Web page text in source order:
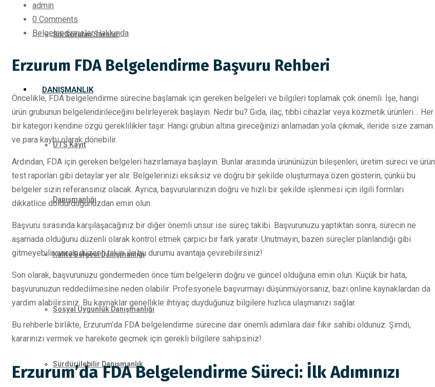
Sık Sorulan Sorular
DANIŞMANLIK
ÜTS Kayıt
Danışmanlığı
Kalite Belgesi Danışmanlığı
Sosyal Uygunluk Danışmanlığı
Sürdürülebilir Danışmanlık
admin
0 Comments
Belgelendirmeler Hakkında
Erzurum FDA Belgelendirme Başvuru Rehberi
Öncelikle, FDA belgelendirme sürecine başlamak için gereken belgeleri ve bilgileri toplamak çok önemli. İşe, hangi
ürün grubunun belgelendirileceğini belirleyerek başlayın. Nedir bu? Gıda, ilaç, tıbbi cihazlar veya kozmetik ürünleri… Her
bir kategori kendine özgü gereklilikler taşır. Hangi grubun altına gireceğinizi anlamadan yola çıkmak, ileride size zaman
ve para kaybı olarak dönebilir.
Ardından, FDA için gereken belgeleri hazırlamaya başlayın. Bunlar arasında ürününüzün bileşenleri, üretim süreci ve ürün
test raporları gibi detaylar yer alır. Belgelerinizi eksiksiz ve doğru bir şekilde oluşturmaya özen gösterin, çünkü bu
belgeler sizin referansınız olacak. Ayrıca, başvurularınızın doğru ve hızlı bir şekilde işlenmesi için ilgili formları
dikkatlice doldurduğunuzdan emin olun.
Başvuru sırasında karşılaşacağınız bir diğer önemli unsur ise süreç takibi. Başvurunuzu yaptıktan sonra, sürecin ne
aşamada olduğunu düzenli olarak kontrol etmek çarpıcı bir fark yaratır. Unutmayın, bazen süreçler planlandığı gibi
gitmeyebilir ancak düzenli takip ile bu durumu avantaja çevirebilirsiniz!
Son olarak, başvurunuzu göndermeden önce tüm belgelerin doğru ve güncel olduğuna emin olun. Küçük bir hata,
başvurunuzun reddedilmesine neden olabilir. Profesyonele başvurmayı düşünmüyorsanız, bazı online kaynaklardan da
yardım alabilirsiniz. Bu kaynaklar genellikle ihtiyaç duyduğunuz bilgilere hızlıca ulaşmanızı sağlar.
Bu rehberle birlikte, Erzurum’da FDA belgelendirme sürecine dair önemli adımlara dair fikir sahibi oldunuz. Şimdi,
kararınızı vermek ve harekete geçmek için gerekli bilgilere sahipsiniz!
Erzurum’da FDA Belgelendirme Süreci: İlk Adımınızı